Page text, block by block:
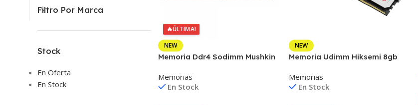
Filtro Por Marca
Stock
En Oferta
En Stock
🔥ÚLTIMA!
NEW
Memoria Ddr4 Sodimm Mushkin
Memorias
En Stock
NEW
Memoria Udimm Hiksemi 8gb
Memorias
En Stock